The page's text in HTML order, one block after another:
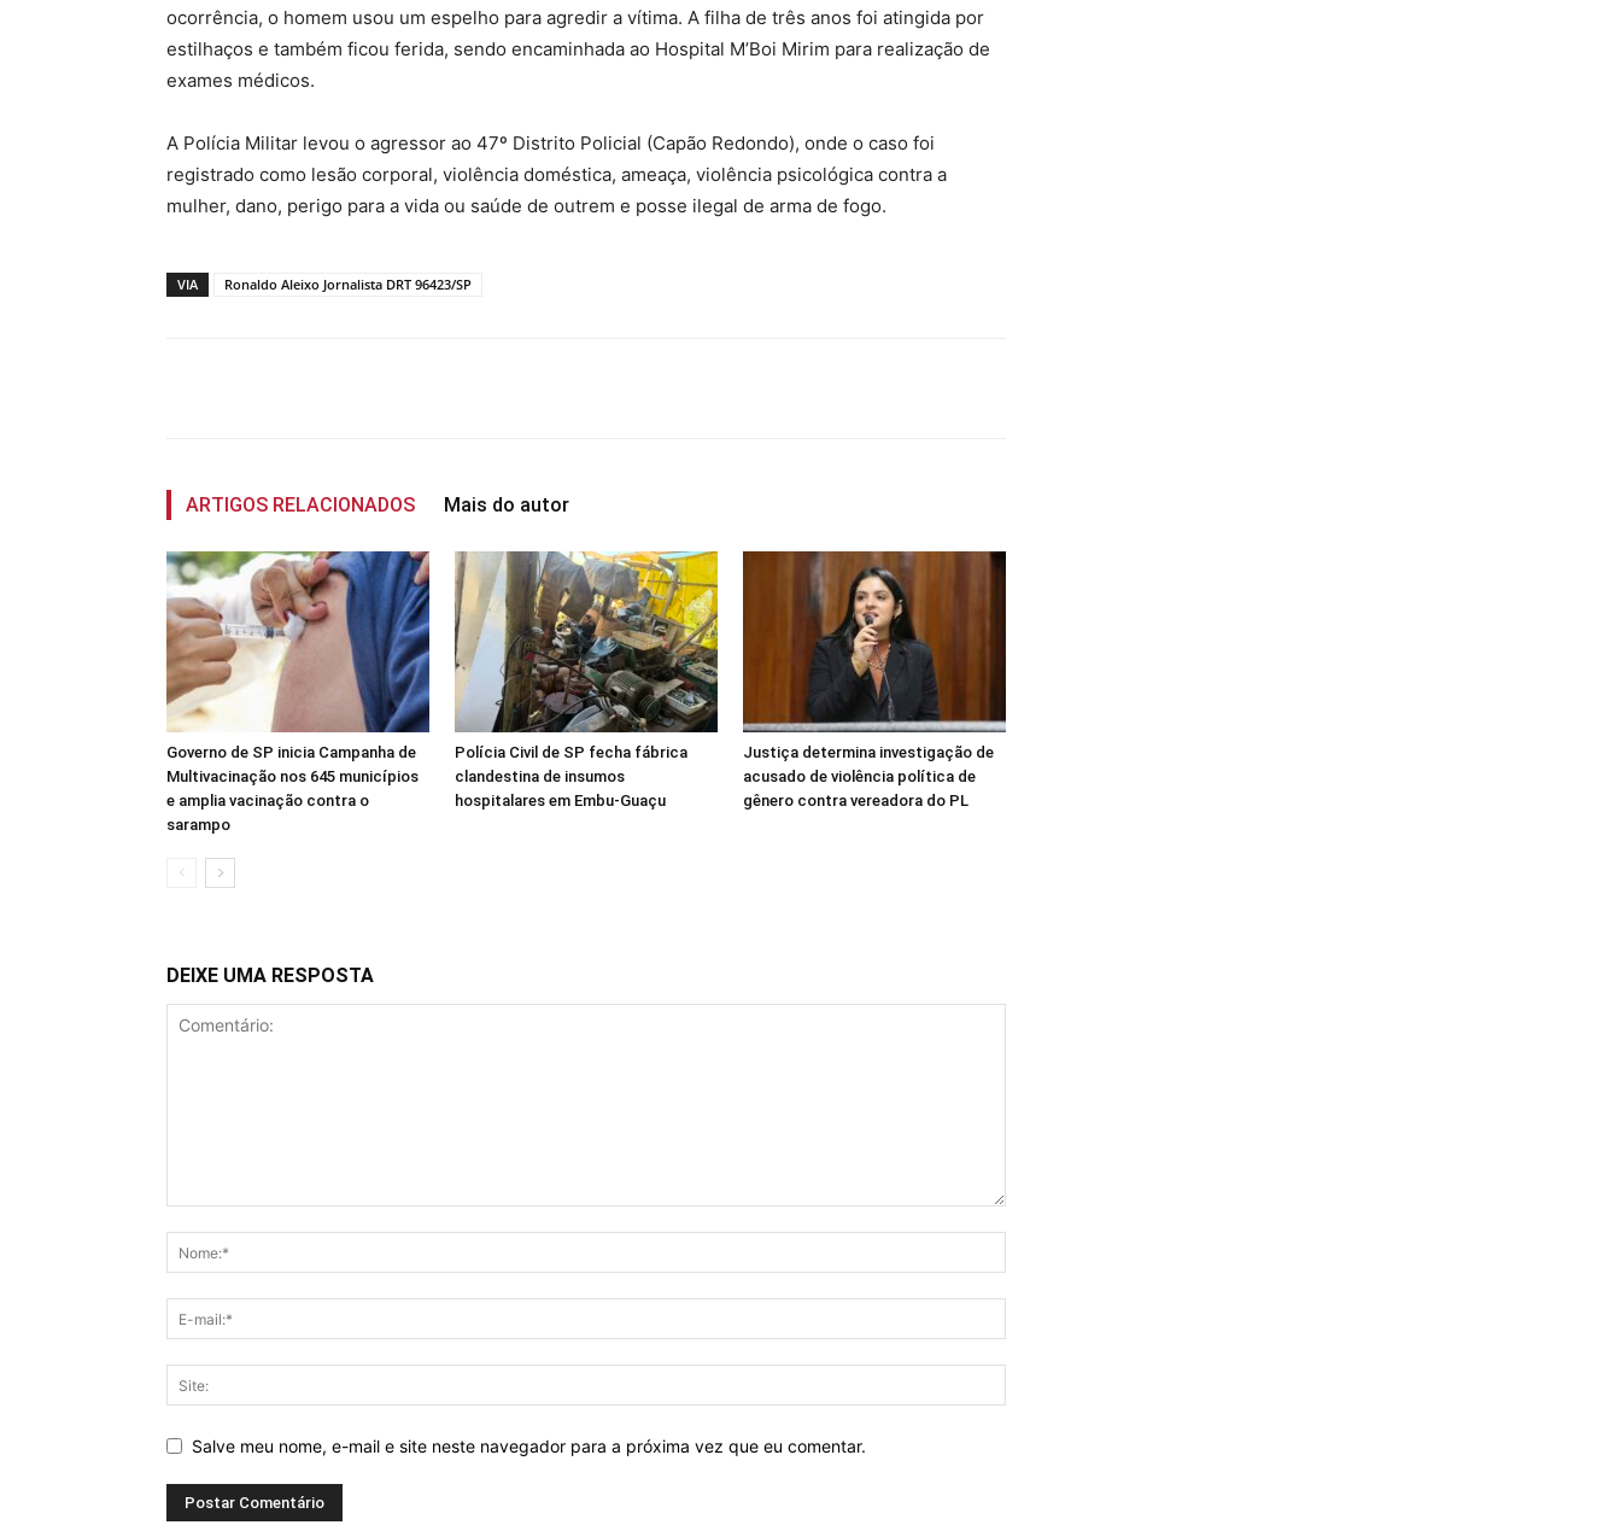
ocorrência, o homem usou um espelho para agredir a vítima. A filha de três anos foi atingida por
estilhaços e também ficou ferida, sendo encaminhada ao Hospital M’Boi Mirim para realização de
exames médicos.
A Polícia Militar levou o agressor ao 47º Distrito Policial (Capão Redondo), onde o caso foi
registrado como lesão corporal, violência doméstica, ameaça, violência psicológica contra a
mulher, dano, perigo para a vida ou saúde de outrem e posse ilegal de arma de fogo.
VIA Ronaldo Aleixo Jornalista DRT 96423/SP
ARTIGOS RELACIONADOS Mais do autor
Governo de SP inicia Campanha de
Multivacinação nos 645 municípios
e amplia vacinação contra o
sarampo
Polícia Civil de SP fecha fábrica
clandestina de insumos
hospitalares em Embu-Guaçu
Justiça determina investigação de
acusado de violência política de
gênero contra vereadora do PL
DEIXE UMA RESPOSTA
Salve meu nome, e-mail e site neste navegador para a próxima vez que eu comentar.